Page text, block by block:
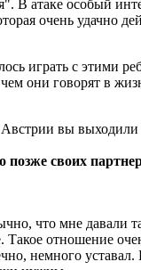
В атаке особый
очень удачно
играть с этими
они говорят в
вы выходили
своих
что мне давали
отношение
немного